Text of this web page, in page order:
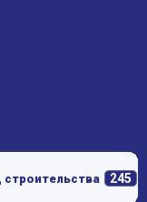
строительства 245